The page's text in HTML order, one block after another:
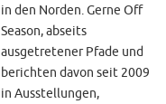
in den Norden. Gerne Off
Season, abseits
ausgetretener Pfade und
berichten davon seit 2009
in Ausstellungen,